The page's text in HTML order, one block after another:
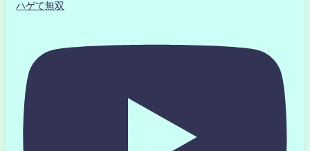
ハゲて無双